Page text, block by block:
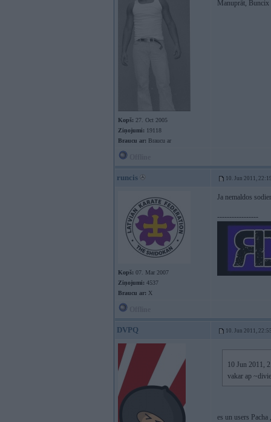
Kopš: 27. Oct 2005
Ziņojumi: 19118
Braucu ar: Braucu ar
Manuprāt,
runcis 10. Jun 2011,
Kopš: 07. Mar 2007
Ziņojumi: 4537
Braucu ar: X
Ja nemaldos
-----------------
DVPQ 10. Jun 2011,
10 Jun 2011,
vakar ap
es un users